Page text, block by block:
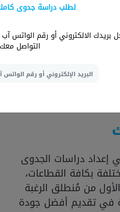
دراسات الجدوى
بكافة القطاعات،
من مُنطلق الرغبة
في تقديم أفضل جودة
لطلب دراسة جدوى
بريدك الالكتروني أو رقم الواتس
التواصل معك